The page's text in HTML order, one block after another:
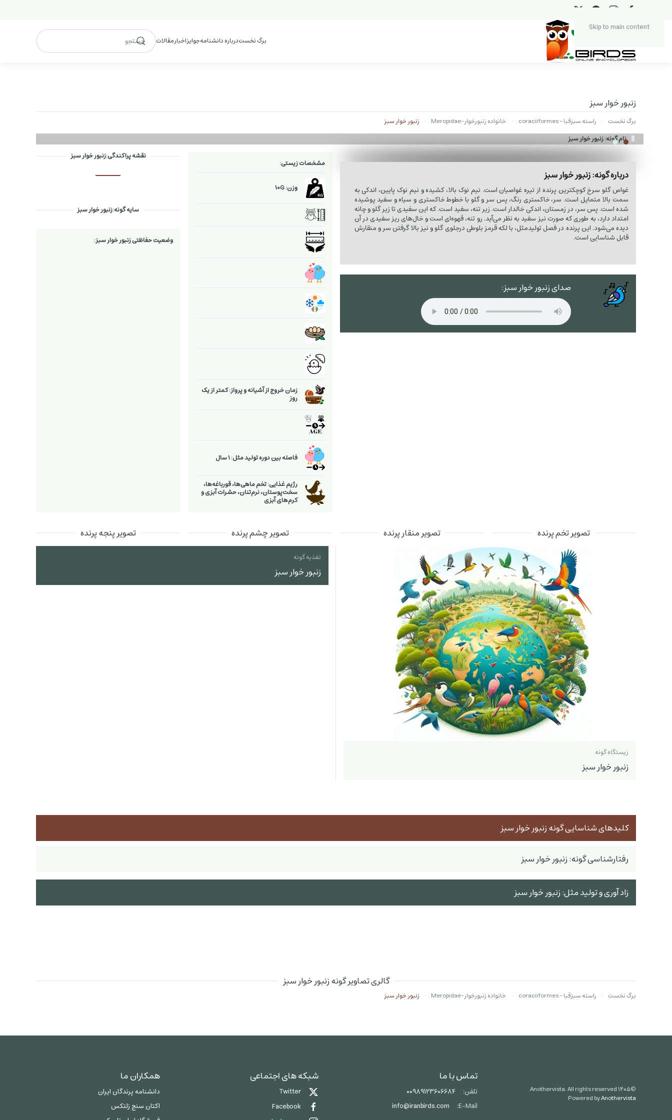
Skip to main content
برگ نخستدرباره دانشنامهجوایزاخبارمقالات
زنبور خوار سبز
برگ نخست راسته سبزقبا - coraciiformes خانواده زنبورخوار-Meropidae
زنبور خوار سبز
نام گونه: زنبور خوار سبز
درباره گونه: زنبور خوار سبز
غواص گلو سرخ کوچکترین پرنده از تیره غواصیان است. نیم نوک بالا، کشیده و نیم نوک پایین، اندکی به
سمت بالا متمایل است. سر، خاکستری رنگ، پس سر و گلو با خطوط خاکستری و سیاه و سفید پوشیده
شده است. پس سر، در زمستان، اندکی خالدار است. زیر تنه، سفید است. که این سفیدی تا زیر گلو و چانه
امتداد دارد، به طوری که صورت نیز سفید به نظر می‌آید. رو تنه، قهوه‌ای است و خال‌های ریز سفیدی در آن
دیده می‌شود. این پرنده در فصل تولیدمثل، با لکه قرمز بلوطی درجلوی گلو و نیز بالا گرفتن سر و منقارش
قابل شناسایی است.
صدای زنبور خوار سبز:
مشخصات زیستی:
وزن: 10G
زمان خروج از آشیانه و پرواز: کمتر از یک
روز
فاصله بین دوره تولید مثل: 1 سال
رژیم غذایی: تخم ماهی‌ها، قورباغه‌ها،
سخت‌پوستان، نرم‌تنان، حشرات آبزی و
كرم‌های آبزی
نقشه پراکندگی:زنبور خوار سبز
سایه گونه:زنبور خوار سبز
وضعیت حفاظتی زنبور خوار سبز:
تصویر تخم پرنده تصویر منقار پرنده تصویر چشم پرنده تصویر پنجه پرنده
زیستگاه گونه
زنبور خوار سبز
تغذیه گونه
زنبور خوار سبز
کلیدهای شناسایی گونه زنبور خوار سبز
رفتارشناسی گونه: زنبور خوار سبز
زاد آوری و تولید مثل: زنبور خوار سبز
گالری تصاویر گونه زنبور خوار سبز
برگ نخست راسته سبزقبا - coraciiformes خانواده زنبورخوار-Meropidae زنبور خوار سبز
©۱۴۰۵
Powered byAnothervista
تماس با ما
تلفن:
00989123606684
E-Mail:
info@iranbirds.com
شبکه های اجتماعی
Twitter
Facebook
همکاران ما
دانشنامه پرندگان ایران
اکتان سنج زلتکس